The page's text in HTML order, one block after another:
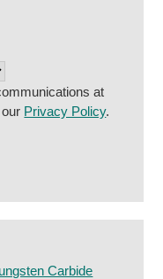
at
Privacy Policy.
Carbide